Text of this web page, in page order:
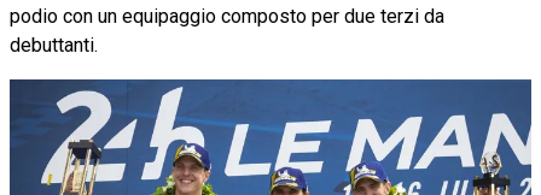
podio con un equipaggio composto per due terzi da
debuttanti.